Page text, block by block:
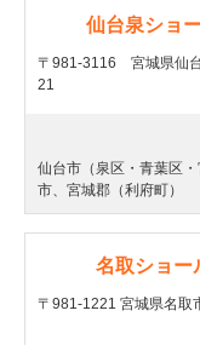
仙台泉ショ
〒981-3116 宮城県仙
21
仙台市（泉区・青葉区
市、宮城郡（利府町）
名取ショー
〒981-1221 宮城県名取